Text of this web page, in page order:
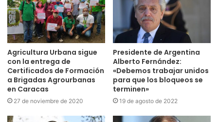
Agricultura Urbana sigue
con la entrega de
Certificados de Formación
a Brigadas Agrourbanas
en Caracas
27 de noviembre de 2020
Presidente de Argentina
Alberto Fernández:
«Debemos trabajar unidos
para que los bloqueos se
terminen»
19 de agosto de 2022